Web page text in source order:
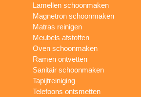
Lamellen schoonmaken
Magnetron schoonmaken
Matras reinigen
Meubels afstoffen
Oven schoonmaken
Ramen ontvetten
Sanitair schoonmaken
Tapijtreiniging
Telefoons ontsmetten